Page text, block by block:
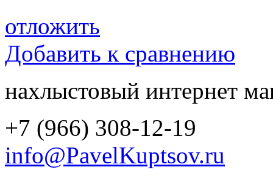
отложить
Добавить к сравнению
нахлыстовый интернет
+7 (966) 308-12-19
info@PavelKuptsov.ru